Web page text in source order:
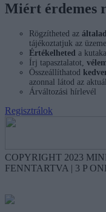
Miért érdemes
Rögzítheted az
tájékoztatjuk az
Értékelheted a
Írj tapasztalatot,
Összeállíthatod
azonnal látod az
Árváltozási hírlevél
Regisztrálok
COPYRIGHT 2023
FENNTARTVA | 3 P